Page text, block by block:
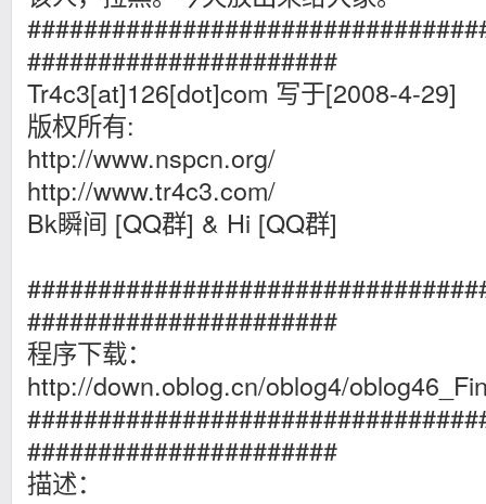
######################
Tr4c3[at]126[dot]com 写于[2008-4-29]
版权所有:
http://www.nspcn.org/
http://www.tr4c3.com/
Bk瞬间 [QQ群] & Hi [QQ群]
######################
程序下载：
http://down.oblog.cn/oblog4/
######################
描述：